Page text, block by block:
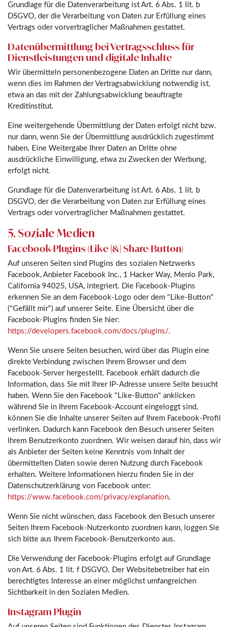
Grundlage für die Datenverarbeitung ist Art. 6 Abs. 1 lit. b
DSGVO, der die Verarbeitung von Daten zur Erfüllung eines
Vertrags oder vorvertraglicher Maßnahmen gestattet.
Datenübermittlung bei Vertragsschluss für
Dienstleistungen und digitale Inhalte
Wir übermitteln personenbezogene Daten an Dritte nur dann,
wenn dies im Rahmen der Vertragsabwicklung notwendig ist,
etwa an das mit der Zahlungsabwicklung beauftragte
Kreditinstitut.
Eine weitergehende Übermittlung der Daten erfolgt nicht bzw.
nur dann, wenn Sie der Übermittlung ausdrücklich zugestimmt
haben. Eine Weitergabe Ihrer Daten an Dritte ohne
ausdrückliche Einwilligung, etwa zu Zwecken der Werbung,
erfolgt nicht.
Grundlage für die Datenverarbeitung ist Art. 6 Abs. 1 lit. b
DSGVO, der die Verarbeitung von Daten zur Erfüllung eines
Vertrags oder vorvertraglicher Maßnahmen gestattet.
5. Soziale Medien
Facebook-Plugins (Like [&] Share-Button)
Auf unseren Seiten sind Plugins des sozialen Netzwerks
Facebook, Anbieter Facebook Inc., 1 Hacker Way, Menlo Park,
California 94025, USA, integriert. Die Facebook-Plugins
erkennen Sie an dem Facebook-Logo oder dem "Like-Button"
("Gefällt mir") auf unserer Seite. Eine Übersicht über die
Facebook-Plugins finden Sie hier:
https://developers.facebook.com/docs/plugins/.
Wenn Sie unsere Seiten besuchen, wird über das Plugin eine
direkte Verbindung zwischen Ihrem Browser und dem
Facebook-Server hergestellt. Facebook erhält dadurch die
Information, dass Sie mit Ihrer IP-Adresse unsere Seite besucht
haben. Wenn Sie den Facebook "Like-Button" anklicken
während Sie in Ihrem Facebook-Account eingeloggt sind,
können Sie die Inhalte unserer Seiten auf Ihrem Facebook-Profil
verlinken. Dadurch kann Facebook den Besuch unserer Seiten
Ihrem Benutzerkonto zuordnen. Wir weisen darauf hin, dass wir
als Anbieter der Seiten keine Kenntnis vom Inhalt der
übermittelten Daten sowie deren Nutzung durch Facebook
erhalten. Weitere Informationen hierzu finden Sie in der
Datenschutzerklärung von Facebook unter:
https://www.facebook.com/privacy/explanation.
Wenn Sie nicht wünschen, dass Facebook den Besuch unserer
Seiten Ihrem Facebook-Nutzerkonto zuordnen kann, loggen Sie
sich bitte aus Ihrem Facebook-Benutzerkonto aus.
Die Verwendung der Facebook-Plugins erfolgt auf Grundlage
von Art. 6 Abs. 1 lit. f DSGVO. Der Websitebetreiber hat ein
berechtigtes Interesse an einer möglichst umfangreichen
Sichtbarkeit in den Sozialen Medien.
Instagram Plugin